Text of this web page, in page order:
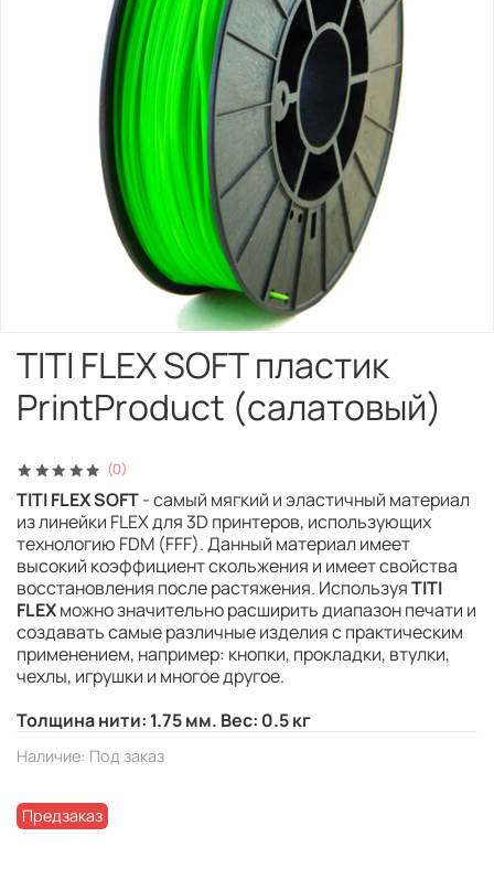
(0)
Наличие: Под заказ
Предзаказ
TITI FLEX SOFT пластик
PrintProduct (салатовый)
TITI FLEX SOFT- самый мягкий и эластичный материал
из линейки FLEX для 3D принтеров, использующих
технологию FDM (FFF). Данный материал имеет
высокий коэффициент скольжения и имеет свойства
восстановления после растяжения. ИспользуяTITI
FLEXможно значительно расширить диапазон печати и
создавать самые различные изделия с практическим
применением, например: кнопки, прокладки, втулки,
чехлы, игрушки и многое другое.
Толщина нити: 1.75 мм. Вес: 0.5 кг